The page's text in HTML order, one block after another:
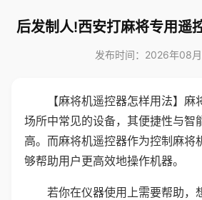
后发制人!西安打麻将专用遥
发布时间：2026年08
【麻将机遥控器怎样用法】
场所中常见的设备，其便捷性与智
高。而麻将机遥控器作为控制麻将
够帮助用户更高效地操作机器。
若你在仪器使用上需要帮助，